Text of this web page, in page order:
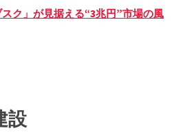
ク」が見据える“3兆円”市場の風
設